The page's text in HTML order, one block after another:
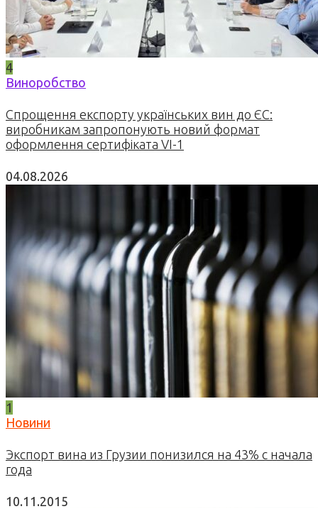
4
Виноробство
Спрощення експорту українських вин до ЄС:
виробникам запропонують новий формат
оформлення сертифіката VI-1
04.08.2026
1
Новини
Экспорт вина из Грузии понизился на 43% с начала
года
10.11.2015